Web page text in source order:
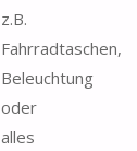
z.B.
Fahrradtaschen,
Beleuchtung
oder
alles